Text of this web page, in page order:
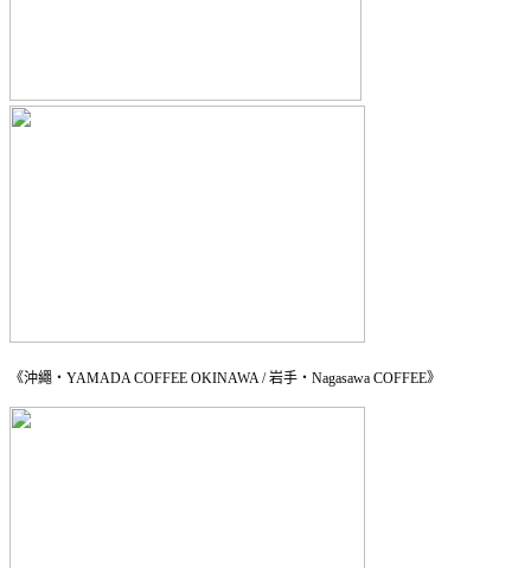
《沖繩・YAMADA COFFEE OKINAWA / 岩手・Nagasawa COFFEE》